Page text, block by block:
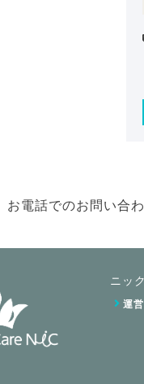
お電話でのお問い合
ニッ
運